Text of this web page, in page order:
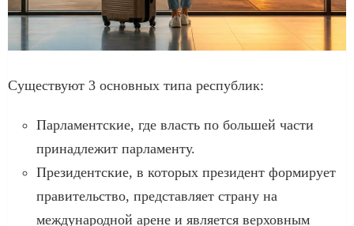
Существуют 3 основных типа республик:
Парламентские, где власть по большей части
принадлежит парламенту.
Президентские, в которых президент формирует
правительство, представляет страну на
международной арене и является верховным